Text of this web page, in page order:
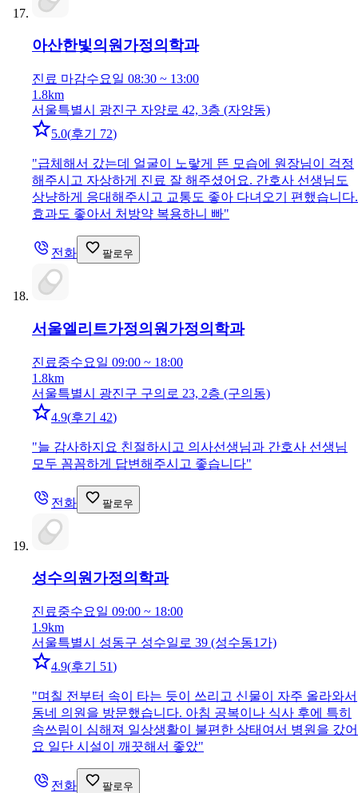
아산한빛의원가정의학과
진료 마감수요일 08:30 ~ 13:00
1.8km
서울특별시 광진구 자양로 42, 3층 (자양동)
5.0(후기 72)
"급체해서 갔는데 얼굴이 노랗게 뜬 모습에 원장님이 걱정
해주시고 자상하게 진료 잘 해주셨어요. 간호사 선생님도
상냥하게 응대해주시고 교통도 좋아 다녀오기 편했습니다.
효과도 좋아서 처방약 복용하니 빠"
전화 팔로우
서울엘리트가정의원 가정의학과
진료중수요일 09:00 ~ 18:00
1.8km
서울특별시 광진구 구의로 23, 2층 (구의동)
4.9(후기 42)
"늘 감사하지요 친절하시고 의사선생님과 간호사 선생님
모두 꼼꼼하게 답변해주시고 좋습니다"
전화 팔로우
성수의원가정의학과
진료중수요일 09:00 ~ 18:00
1.9km
서울특별시 성동구 성수일로 39 (성수동1가)
4.9(후기 51)
"며칠 전부터 속이 타는 듯이 쓰리고 신물이 자주 올라와서
동네 의원을 방문했습니다. 아침 공복이나 식사 후에 특히
속쓰림이 심해져 일상생활이 불편한 상태여서 병원을 갔어
요 일단 시설이 깨끗해서 좋았"
전화 팔로우